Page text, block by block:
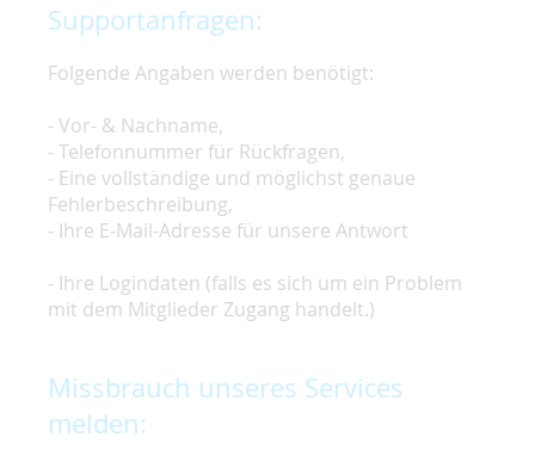
Supportanfragen:
Folgende Angaben werden benötigt:
- Vor- & Nachname,
- Telefonnummer für Rückfragen,
- Eine vollständige und möglichst genaue
Fehlerbeschreibung,
- Ihre E-Mail-Adresse für unsere Antwort
- Ihre Logindaten (falls es sich um ein Problem
mit dem Mitglieder Zugang handelt.)
Missbrauch unseres Services
melden: